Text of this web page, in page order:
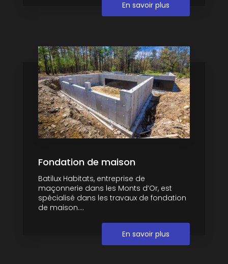
En savoir plus
Fondation de maison
Batilux Habitats, entreprise de
maçonnerie dans les Monts d’Or, est
spécialisé dans les travaux de fondation
de maison....
En savoir plus